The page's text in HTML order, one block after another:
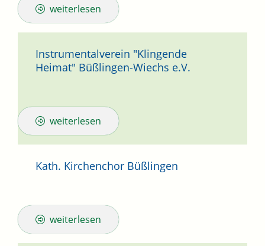
weiterlesen
Instrumentalverein "Klingende
Heimat" Büßlingen-Wiechs e.V.
weiterlesen
Kath. Kirchenchor Büßlingen
weiterlesen